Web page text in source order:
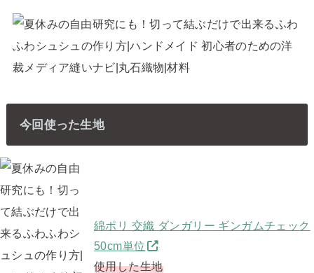
今回使った生地
綿ポリ 交織 ダンガリー ギンガムチェック
50cm単位
使用した生地